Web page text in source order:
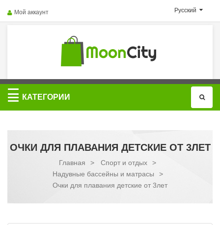
Русский
Мой аккаунт
Категории
КАТЕГОРИИ
ОЧКИ ДЛЯ ПЛАВАНИЯ ДЕТСКИЕ ОТ 3ЛЕТ
Главная > Спорт и отдых
>
Надувные бассейны и матрасы
>
Очки для плавания детские от 3лет